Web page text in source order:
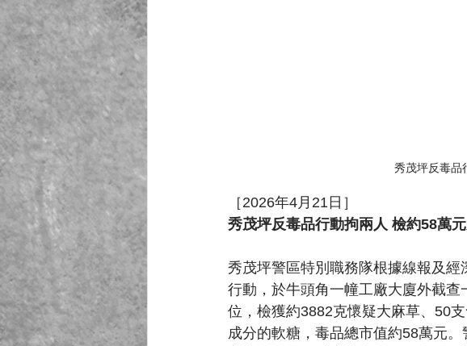
秀茂坪反毒品
［2026年4月21日］
秀茂坪反毒品行動拘兩人 檢約58萬
秀茂坪警區特別職務隊根據線報及
行動，於牛頭角一幢工廠大廈外截
位，檢獲約3882克懷疑大麻草、50
成分的軟糖，毒品總市值約58萬元